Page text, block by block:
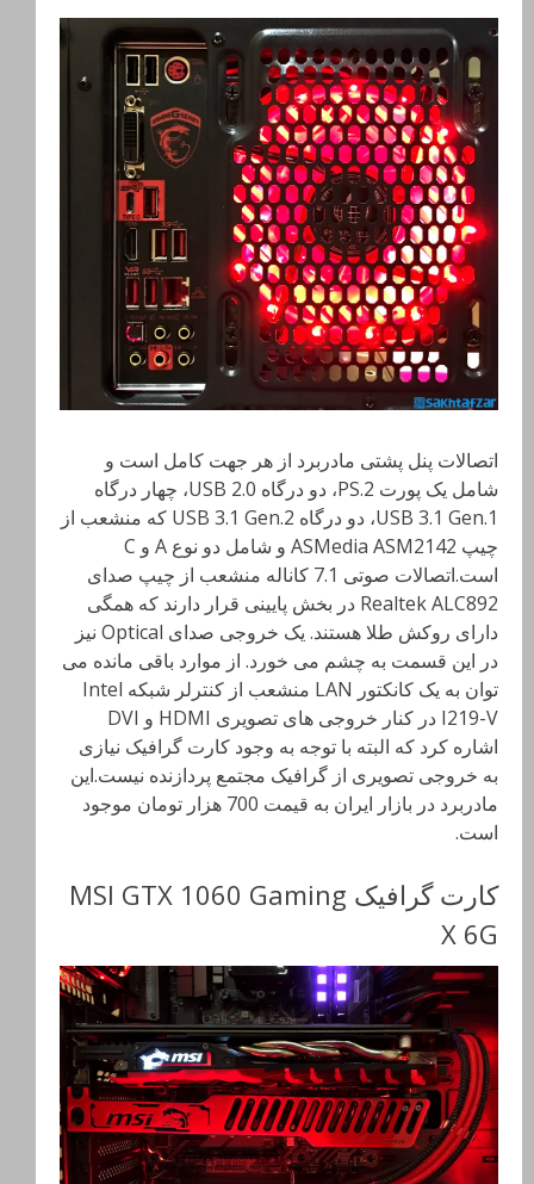
اتصالات پنل پشتی مادربرد از هر جهت کامل است و
شامل یک پورت PS.2، دو درگاه USB 2.0، چهار درگاه
USB 3.1 Gen.1، دو درگاه USB 3.1 Gen.2 که منشعب از
چیپ ASMedia ASM2142 و شامل دو نوع A و C
است.اتصالات صوتی 7.1 کاناله منشعب از چیپ صدای
Realtek ALC892 در بخش پایینی قرار دارند که همگی
دارای روکش طلا هستند. یک خروجی صدای Optical نیز
در این قسمت به چشم می خورد. از موارد باقی مانده می
توان به یک کانکتور LAN منشعب از کنترلر شبکه Intel
I219-V در کنار خروجی های تصویری HDMI و DVI
اشاره کرد که البته با توجه به وجود کارت گرافیک نیازی
به خروجی تصویری از گرافیک مجتمع پردازنده نیست.این
مادربرد در بازار ایران به قیمت 700 هزار تومان موجود
است.
کارت گرافیک MSI GTX 1060 Gaming
X 6G